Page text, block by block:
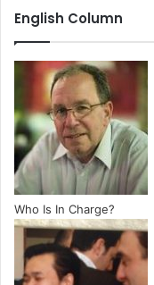
English Column
Who Is In Charge?